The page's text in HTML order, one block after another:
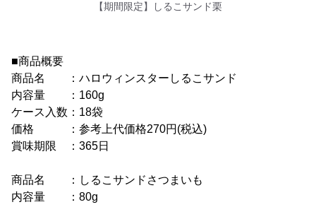
【期間限定】しるこサンド栗
■商品概要
商品名 ：ハロウィンスターしるこサンド
内容量 ：160g
ケース入数：18袋
価格 ：参考上代価格270円(税込)
賞味期限 ：365日
商品名 ：しるこサンドさつまいも
内容量 ：80g